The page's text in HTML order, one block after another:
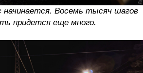
начинается. Восемь тысяч шагов
придется еще много.